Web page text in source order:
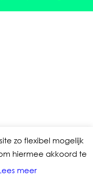
zo flexibel mogelijk
hiermee akkoord te
meer